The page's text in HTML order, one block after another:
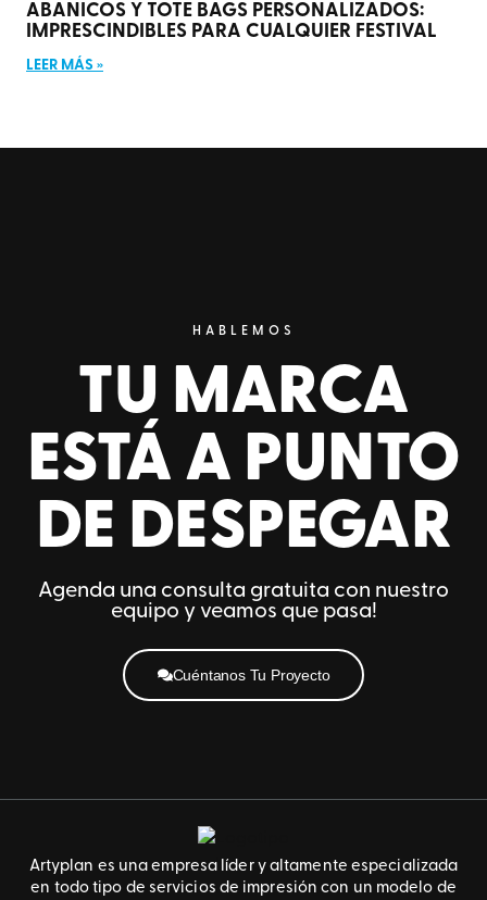
ABANICOS Y TOTE BAGS PERSONALIZADOS:
IMPRESCINDIBLES PARA CUALQUIER FESTIVAL
LEER MÁS »
HABLEMOS
TU MARCA
ESTÁ A PUNTO
DE DESPEGAR
Agenda una consulta gratuita con nuestro
equipo y veamos que pasa!
Cuéntanos Tu Proyecto
Artyplan es una empresa líder y altamente especializada
en todo tipo de servicios de impresión con un modelo de